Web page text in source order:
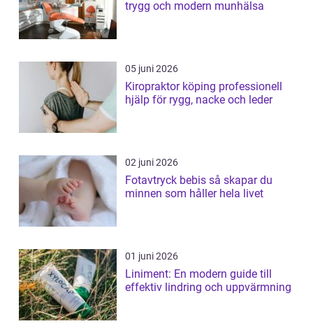
trygg och modern munhälsa
05 juni 2026
Kiropraktor köping professionell
hjälp för rygg, nacke och leder
02 juni 2026
Fotavtryck bebis så skapar du
minnen som håller hela livet
01 juni 2026
Liniment: En modern guide till
effektiv lindring och uppvärmning